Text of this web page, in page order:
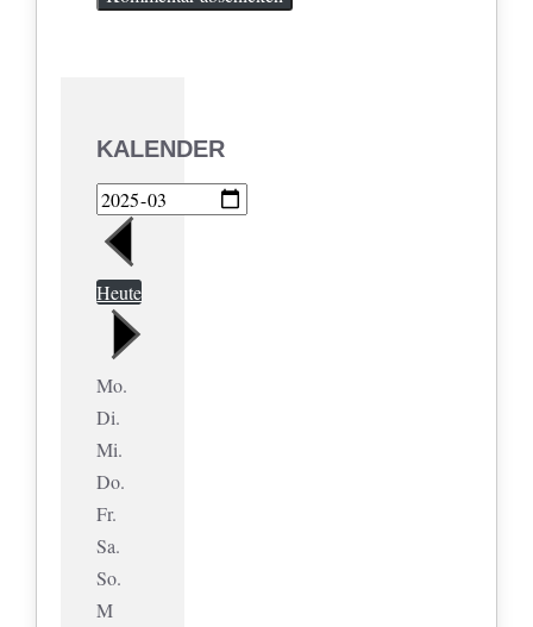
KALENDER
Heute
Mo.
Di.
Mi.
Do.
Fr.
Sa.
So.
M